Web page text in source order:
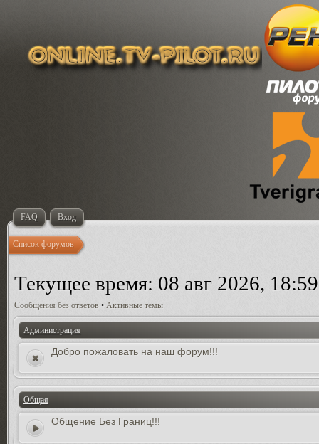
FAQ Вход
Список форумов
Текущее время: 08 авг 2026, 18:59
Сообщения без ответов • Активные темы
Администрация
Добро пожаловать на наш форум!!!
Общая
Общение Без Границ!!!